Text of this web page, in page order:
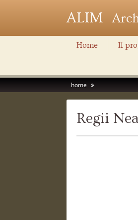
ALIM
Home Il
home
Regii